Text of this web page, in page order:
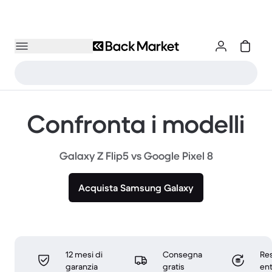
Confronta i modelli
Galaxy Z Flip5 vs Google Pixel 8
Acquista Samsung Galaxy
12 mesi di
garanzia
Consegna
gratis